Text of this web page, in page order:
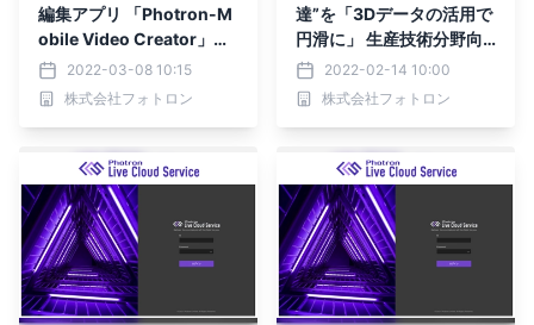
編集アプリ 「Photron-M
obile Video Creator」を
久留米市役所に納入
2022-03-08 10:15
株式会社フォトロン
達”を「3Dデータの活用で
円滑に」 生産技術分野向
け3D CADソフトウェア
『SQ CAD』新発売
2022-02-14 10:00
株式会社フォトロン